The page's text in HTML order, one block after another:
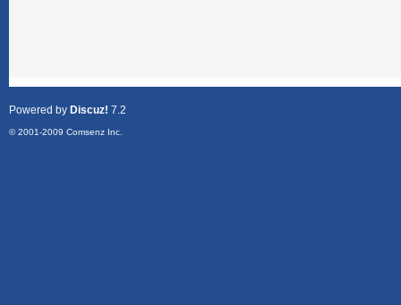
Powered by Discuz! 7.2
© 2001-2009 Comsenz Inc.